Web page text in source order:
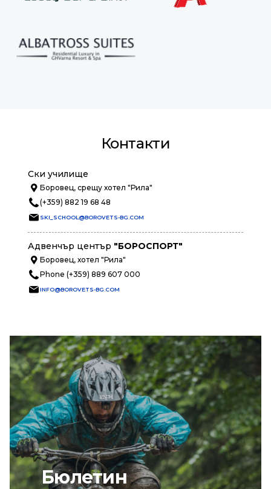
Бюлетин
Контакти
Ски училище
Боровец, срещу хотел "Рила"
(+359) 882 19 68 48
SKI_SCHOOL@BOROVETS-BG.COM
Адвенчър център "БОРОСПОРТ"
Боровец, хотел "Рила"
Phone (+359) 889 607 000
INFO@BOROVETS-BG.COM